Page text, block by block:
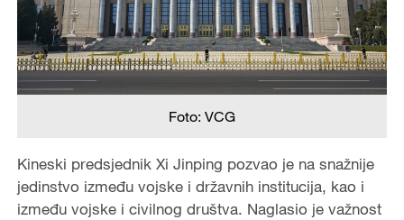
Foto: VCG
Kineski predsjednik Xi Jinping pozvao je na snažnije
jedinstvo između vojske i državnih institucija, kao i
između vojske i civilnog društva. Naglasio je važnost